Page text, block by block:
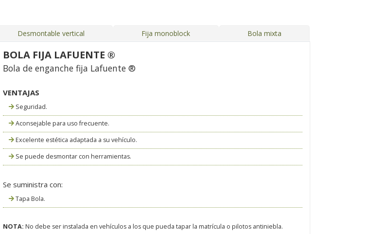
Desmontable vertical Fija monoblock Bola mixta
BOLA FIJA LAFUENTE ®
Bola de enganche fija Lafuente ®
VENTAJAS
Seguridad.
Aconsejable para uso frecuente.
Excelente estética adaptada a su vehículo.
Se puede desmontar con herramientas.
Se suministra con:
Tapa Bola.
NOTA: No debe ser instalada en vehículos a los que pueda tapar la matrícula o pilotos antiniebla.